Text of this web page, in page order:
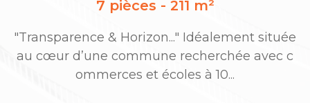
7 pièces - 211 m²
"Transparence & Horizon..." Idéalement située
au cœur d’une commune recherchée avec c
ommerces et écoles à 10...